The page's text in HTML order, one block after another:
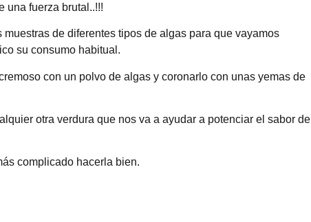
una fuerza brutal..!!!
muestras de diferentes tipos de algas para que vayamos
su consumo habitual.
con un polvo de algas y coronarlo con unas yemas de
otra verdura que nos va a ayudar a potenciar el sabor de
complicado hacerla bien.